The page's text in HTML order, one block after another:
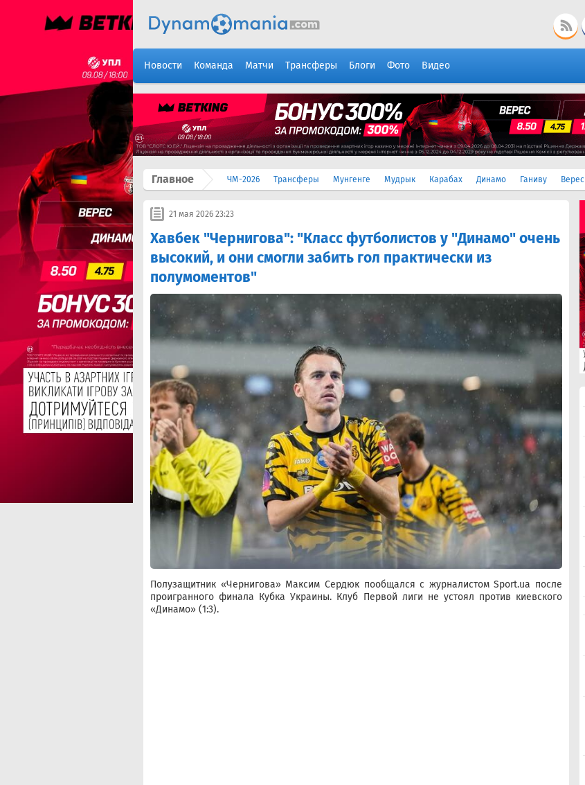
Новости Команда Матчи Трансферы Блоги Фото Видео
Главное ЧМ-2026 Трансферы Мунгенге Мудрык Карабах Динамо Ганиву Верес
21 мая 2026 23:23
Хавбек "Чернигова": "Класс футболистов у "Динамо" очень
высокий, и они смогли забить гол практически из
полумоментов"
Полузащитник «Чернигова» Максим Сердюк пообщался с журналистом Sport.ua после
проигранного финала Кубка Украины. Клуб Первой лиги не устоял против киевского
«Динамо» (1:3).